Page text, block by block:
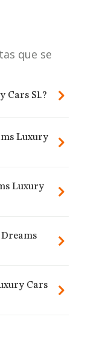
que se
Cars Sl.?
Luxury
Luxury
Cars